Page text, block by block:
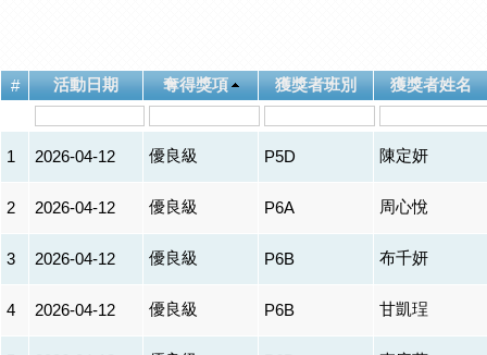
# 活動日期 奪得獎項 獲獎者班別 獲獎者姓名
1 2026-04-12 優良級 P5D 陳定妍
2 2026-04-12 優良級 P6A 周心悅
3 2026-04-12 優良級 P6B 布千妍
4 2026-04-12 優良級 P6B 甘凱珵